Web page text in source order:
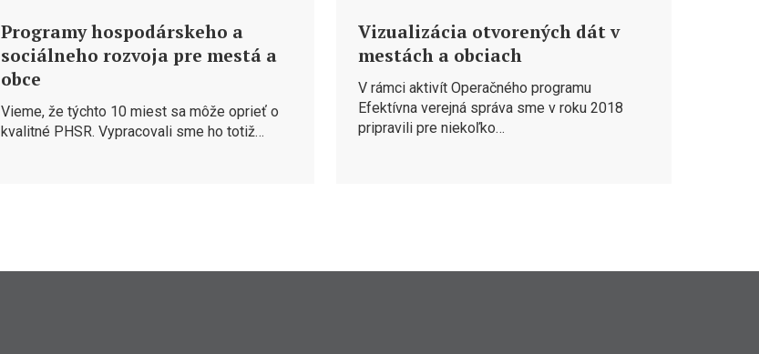
Programy hospodárskeho a
sociálneho rozvoja pre mestá a
obce
Vieme, že týchto 10 miest sa môže oprieť o
kvalitné PHSR. Vypracovali sme ho totiž…
Vizualizácia otvorených dát v
mestách a obciach
V rámci aktivít Operačného programu
Efektívna verejná správa sme v roku 2018
pripravili pre niekoľko…